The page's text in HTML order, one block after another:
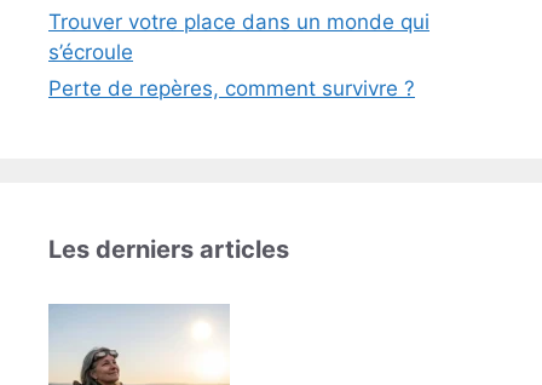
Trouver votre place dans un monde qui
s’écroule
Perte de repères, comment survivre ?
Les derniers articles